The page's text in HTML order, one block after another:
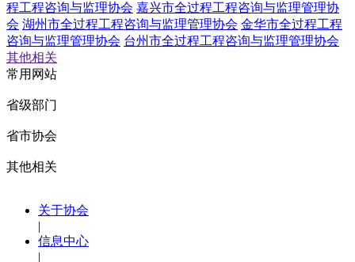
程工程咨询与监理协会 嘉兴市全过程工程咨询与监理管理协
会 湖州市全过程工程咨询与监理管理协会 金华市全过程工程
咨询与监理管理协会 台州市全过程工程咨询与监理管理协会
其他相关
常用网站
省级部门
省市协会
其他相关
关于协会
|
信息中心
|